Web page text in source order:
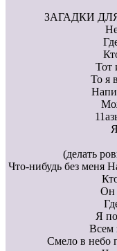
ЗАГАДКИ
Тот
То я
(делать
Что-нибудь без меня
Он
Я
Всем
Смело в небо